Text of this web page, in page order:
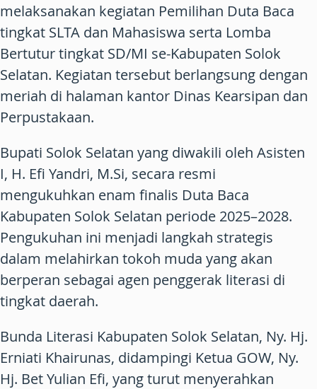
melaksanakan kegiatan Pemilihan Duta Baca
tingkat SLTA dan Mahasiswa serta Lomba
Bertutur tingkat SD/MI se-Kabupaten Solok
Selatan. Kegiatan tersebut berlangsung dengan
meriah di halaman kantor Dinas Kearsipan dan
Perpustakaan.
Bupati Solok Selatan yang diwakili oleh Asisten
I, H. Efi Yandri, M.Si, secara resmi
mengukuhkan enam finalis Duta Baca
Kabupaten Solok Selatan periode 2025–2028.
Pengukuhan ini menjadi langkah strategis
dalam melahirkan tokoh muda yang akan
berperan sebagai agen penggerak literasi di
tingkat daerah.
Bunda Literasi Kabupaten Solok Selatan, Ny. Hj.
Erniati Khairunas, didampingi Ketua GOW, Ny.
Hj. Bet Yulian Efi, yang turut menyerahkan